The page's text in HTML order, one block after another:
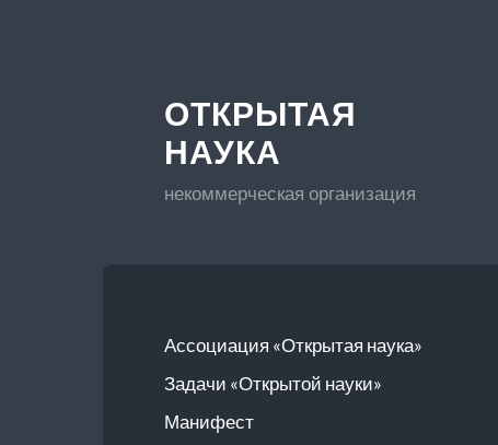
ОТКРЫТАЯ
НАУКА
некоммерческая организация
Ассоциация «Открытая наука»
Задачи «Открытой науки»
Манифест